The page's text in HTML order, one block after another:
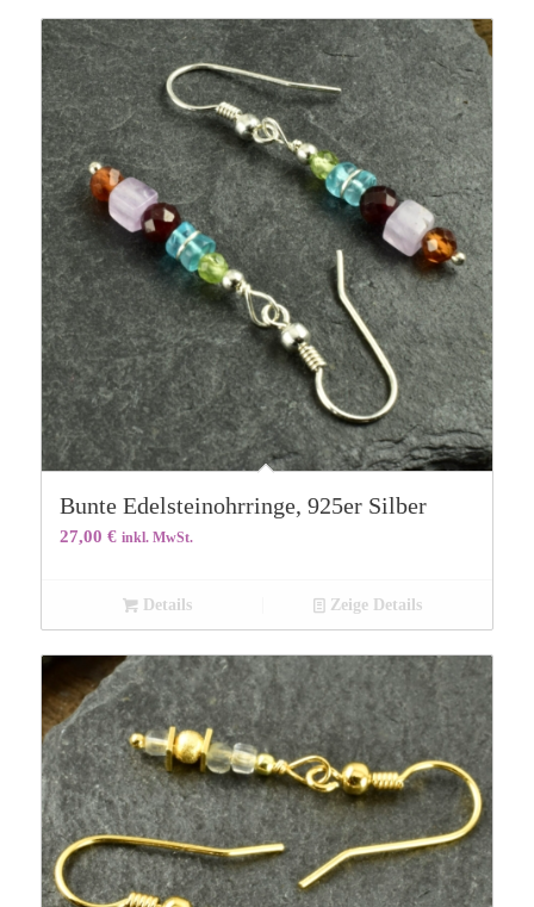
Bunte Edelsteinohrringe, 925er Silber
27,00 € inkl. MwSt.
Details Zeige Details